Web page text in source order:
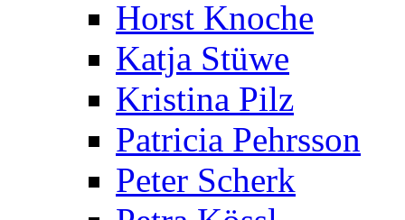
Horst Knoche
Katja Stüwe
Kristina Pilz
Patricia Pehrsson
Peter Scherk